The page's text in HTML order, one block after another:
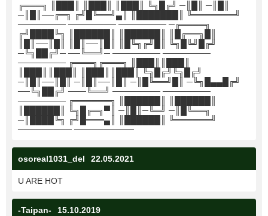
╔═══╗ ║███║ ║███║ ║███║ ╚╗█╔╝ ─║█║ ─║█║
─║█║──╔═╗ ╔╝█╚══╝▄║ ║███████║ ╚═══════╝
──────── ──────── ──────── ─╔════╗
╔╝████╚╗ ║██████║ ║██████║ ║█╔══╗█║
║█║──║█║ ║█║──║█║ ║█╚╗╔╝█║ ╚╗█╚╝█╔╝
─╚╗██╔╝─ ──╚══╝─ ──────── ────────
──────── ╔═══╗╔═══╗ ║███║║███║
║███║║███║ ║███║║███║ ╚╗█╔╝╚╗█╔╝
─║█║──║█║ ─║█║──║█║ ─║█╚══╝█║ ─╚╗█▄▄█╔╝
──╚╗██╔╝ ───╚══╝ ──────── ────────
──────── ╔══════╗ ║██████║ ║██████║
║██████║ ╚╗█╔═╗▀║ ─║█║─╚═╝ ─║█╚══╗
─║████╚╗ ╔╝█═══▄║ ║██████║ ╚══════╝
───────── ──────────
osoreal1031_del 22.05.2021
U ARE HOT
-Taipan- 15.10.2019